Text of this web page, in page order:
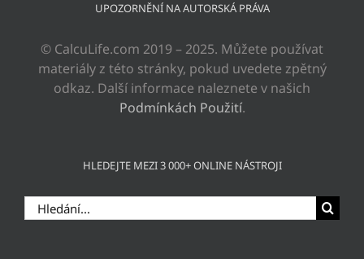
UPOZORNĚNÍ NA AUTORSKÁ PRÁVA
© CalcuLife.com 2019 – 2025. Můžete používat
materiály z této stránky, pokud uvedete zpětný
odkaz. Další informace naleznete v našich
Podmínkách Použití.
HLEDEJTE MEZI 3 000+ ONLINE NÁSTROJI
Hledat: